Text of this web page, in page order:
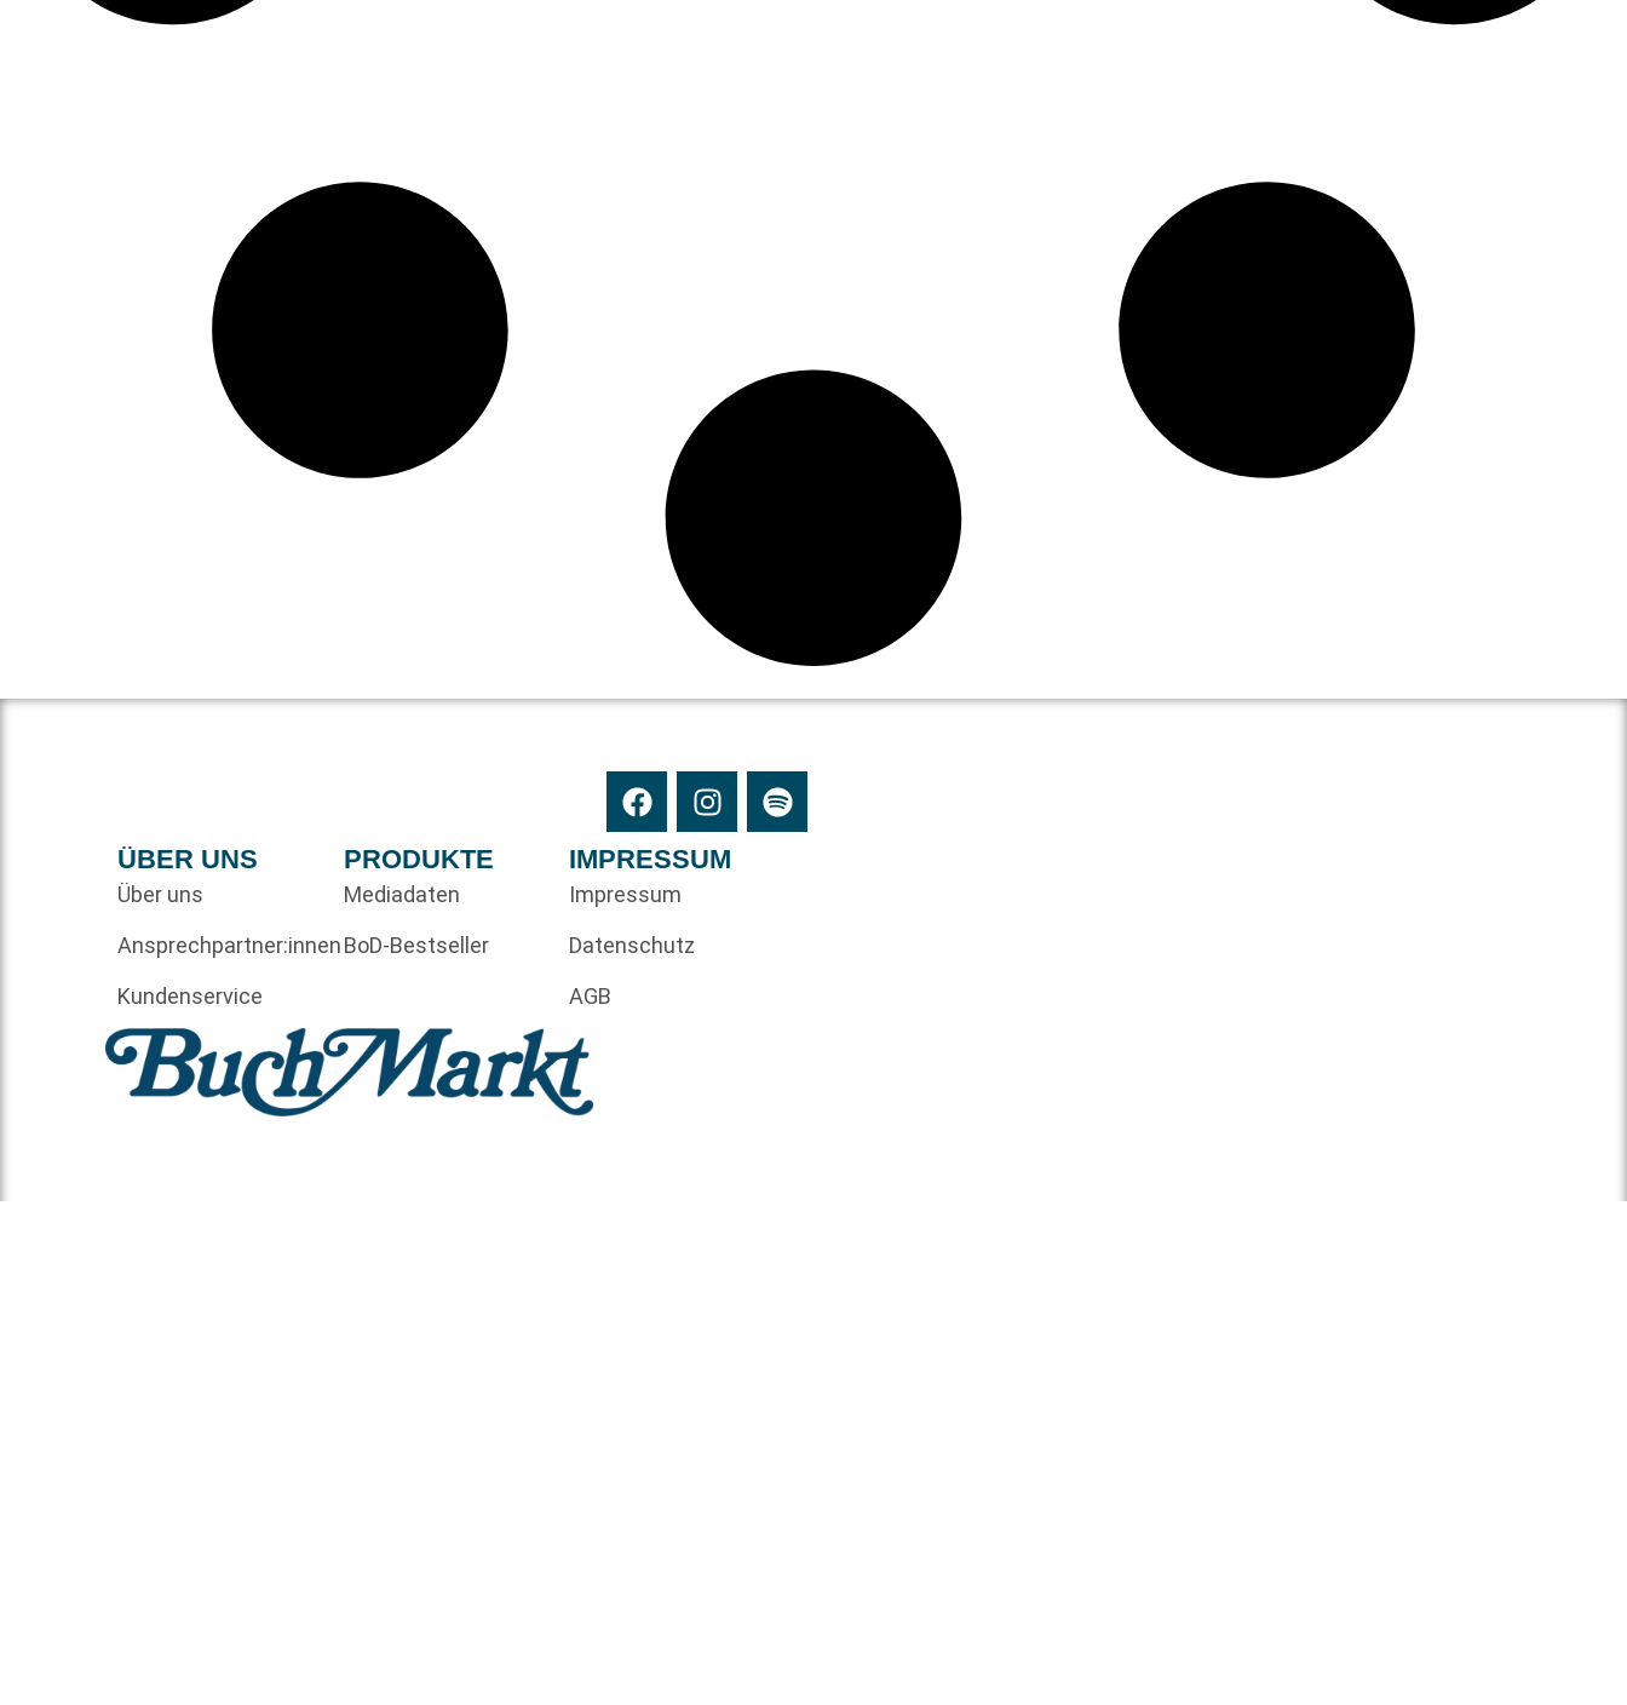
ÜBER UNS
Über uns
Ansprechpartner:innen
Kundenservice
PRODUKTE
Mediadaten
BoD-Bestseller
IMPRESSUM
Impressum
Datenschutz
AGB